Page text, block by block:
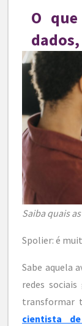
O
Saiba quais
Spolier: é
Sabe aquela
redes
transformar
cientista